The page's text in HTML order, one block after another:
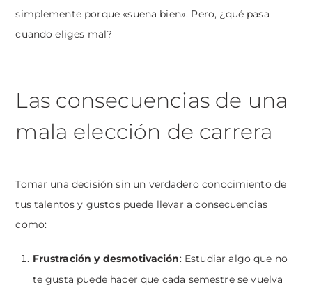
simplemente porque «suena bien». Pero, ¿qué pasa
cuando eliges mal?
Las consecuencias de una
mala elección de carrera
Tomar una decisión sin un verdadero conocimiento de
tus talentos y gustos puede llevar a consecuencias
como:
Frustración y desmotivación: Estudiar algo que no
te gusta puede hacer que cada semestre se vuelva